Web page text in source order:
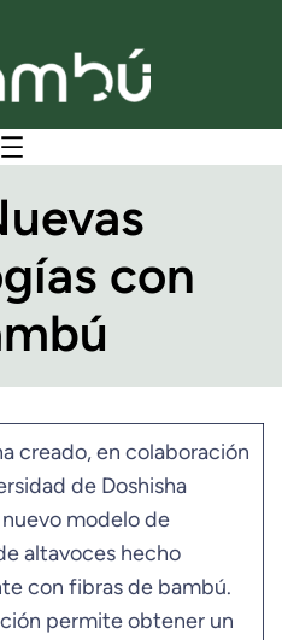
con
creado, en colaboración
de Doshisha
modelo de
altavoces hecho
con fibras de bambú.
permite obtener un